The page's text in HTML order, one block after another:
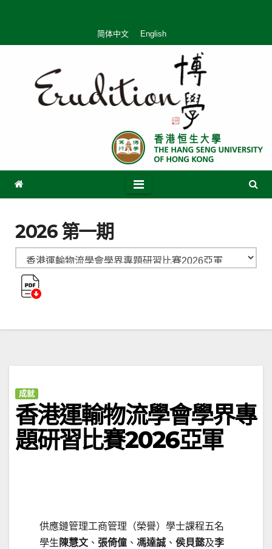
简体中文 English
2026 第一期
成就
香港運輸物流學會學界專
題研習比賽2026亞軍
供應鏈管理工商管理（榮譽）學士課程五名
學生 陳慧文 、 張倚僮 、 馮達誠 、 侯貝懿及李